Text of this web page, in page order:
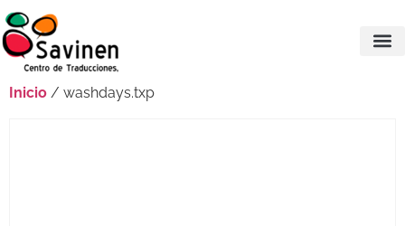
Inicio / washdays.txp